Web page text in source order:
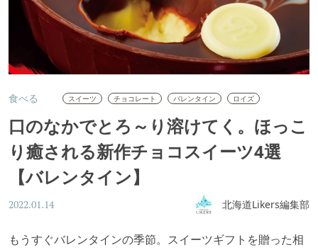
食べる スイーツ チョコレート バレンタイン ロイズ
口のなかでとろ～り溶けてく。ほっこ
り癒される新作チョコスイーツ4選
【バレンタイン】
2022.01.14 北海道Likers編集部
もうすぐバレンタインの季節。スイーツギフトを贈った相